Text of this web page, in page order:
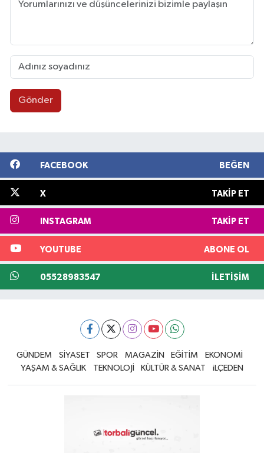
Gönder
FACEBOOK BEĞEN
X TAKIP ET
INSTAGRAM TAKIP ET
YOUTUBE ABONE OL
05528983547 İLETIŞIM
GÜNDEM SİYASET SPOR MAGAZİN EĞİTİM
EKONOMİ
YAŞAM & SAĞLIK
TEKNOLOJİ KÜLTÜR & SANAT iLÇEDEN